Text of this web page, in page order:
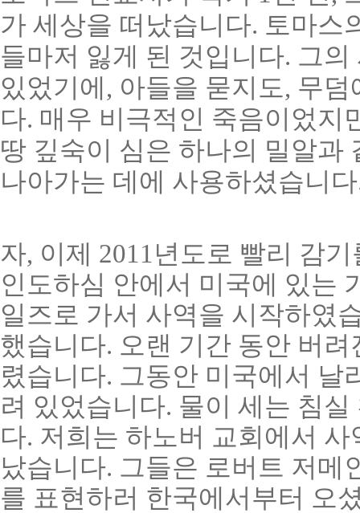
가 세상을 떠났습니다. 토마스
들마저 잃게 된 것입니다. 그
있었기에, 아들을 묻지도, 무
다. 매우 비극적인 죽음이었지
땅 깊숙이 심은 하나의 밀알과
나아가는 데에 사용하셨습니
자, 이제 2011년도로 빨리 감
인도하심 안에서 미국에 있는
일즈로 가서 사역을 시작하였
했습니다. 오랜 기간 동안 버
렸습니다. 그동안 미국에서 날
려 있었습니다. 물이 세는 침
다. 저희는 하노버 교회에서
났습니다. 그들은 로버트 저메
를 표현하러 한국에서부터 오